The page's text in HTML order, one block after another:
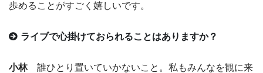
歩めることがすごく嬉しいです。
ライブで心掛けておられることはありますか？
小林誰ひとり置いていかないこと。私もみんなを観に来